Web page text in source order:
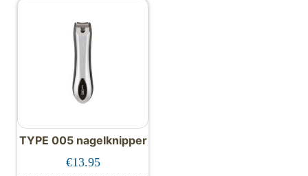
TYPE 005 nagelknipper
€13.95